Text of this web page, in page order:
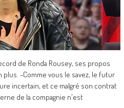
de Ronda Rousey, ses propos
plus. -Comme vous le savez, le futur
incertain, et ce malgré son contrat
de la compagnie n'est